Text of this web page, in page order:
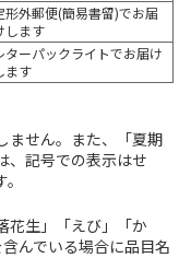
形外郵便(簡易書留)でお届
します
ターパックライトでお届け
ます
ません。また、「夏期
、記号での表示はせ
花生」「えび」「か
んでいる場合に品目名